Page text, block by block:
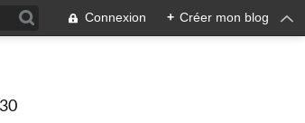
Connexion + Créer mon blog